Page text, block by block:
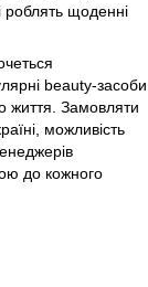
роблять щоденні
beauty-засоби
життя. Замовляти
можливість
до кожного